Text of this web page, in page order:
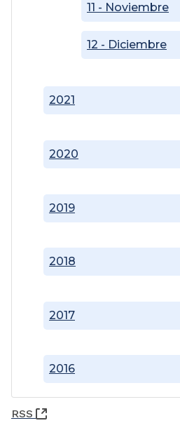
2016
2017
2018
2019
2020
2021
11 - Noviembre
12 - Diciembre
RSS (Abre una nueva ventana)